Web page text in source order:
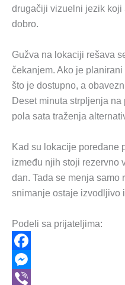
drugačiji vizuelni jezik
dobro.
Gužva na lokaciji rešava
čekanjem. Ako je
što je dostupno, a
Deset minuta strpljenja
pola sata traženja
Kad su lokacije poređane
između njih stoji rezervno
dan. Tada se menja samo
snimanje ostaje izvodljivo
Podeli sa prijateljima:
F
aM